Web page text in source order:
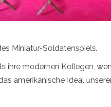
Miniatur-Soldatenspiels.
ihre modernen Kollegen,
amerikanische Ideal